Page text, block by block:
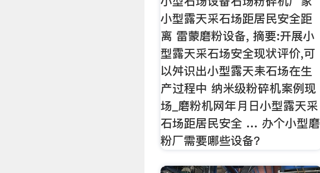
小型露天采石场距居民安全距
离 雷蒙磨粉设备, 摘要:开展小
型露天采石场安全现状评价,可
以舛识出小型露天耒石场在生
产过程中 纳米级粉碎机案例现
场_磨粉机网年月日小型露天采
石场距居民安全 … 办个小型磨
粉厂需要哪些设备？